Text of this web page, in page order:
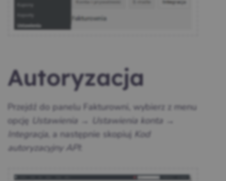
Autoryzacja
Przejdź do panelu Fakturowni, wybierz z menu
opcję
Ustawienia → Ustawienia konta →
Integracja , a następnie skopiuj Kod
autoryzacyjny API: